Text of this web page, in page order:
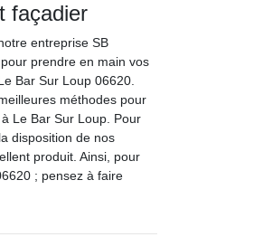
façadier
entreprise SB
prendre en main vos
Bar Sur Loup 06620.
méthodes pour
Le Bar Sur Loup. Pour
disposition de nos
produit. Ainsi, pour
; pensez à faire